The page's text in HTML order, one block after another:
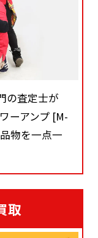
の査定士が
ーアンプ [M-
物を一点一
取